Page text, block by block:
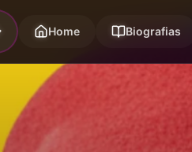
Home Biografias